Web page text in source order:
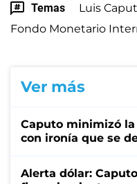
Temas Luis
Fondo Monetario
Ver más
Caputo minimizó
con ironía que se
Alerta dólar: